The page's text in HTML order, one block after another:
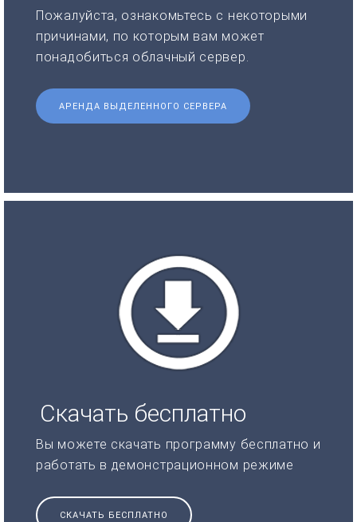
Пожалуйста, ознакомьтесь с некоторыми
причинами, по которым вам может
понадобиться облачный сервер.
АРЕНДА ВЫДЕЛЕННОГО СЕРВЕРА
Скачать бесплатно
Вы можете скачать программу бесплатно и
работать в демонстрационном режиме
СКАЧАТЬ БЕСПЛАТНО